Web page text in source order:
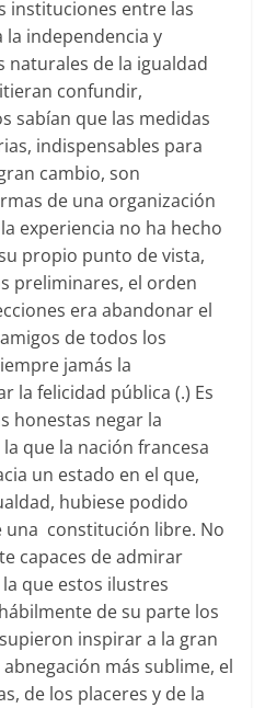
instituciones entre las
la independencia y
naturales de la igualdad
confundir,
sabían que las medidas
indispensables para
cambio, son
de una organización
experiencia no ha hecho
propio punto de vista,
preliminares, el orden
era abandonar el
de todos los
jamás la
la felicidad pública (.) Es
honestas negar la
que la nación francesa
un estado en el que,
hubiese podido
una constitución libre. No
capaces de admirar
que estos ilustres
de su parte los
inspirar a la gran
más sublime, el
de los placeres y de la